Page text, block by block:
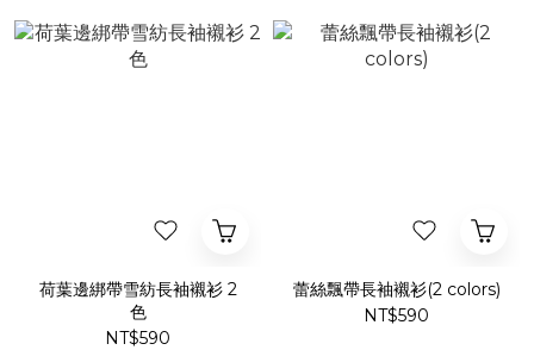
荷葉邊綁帶雪紡長袖襯衫 2
色
NT$590
蕾絲飄帶長袖襯衫(2 colors)
NT$590